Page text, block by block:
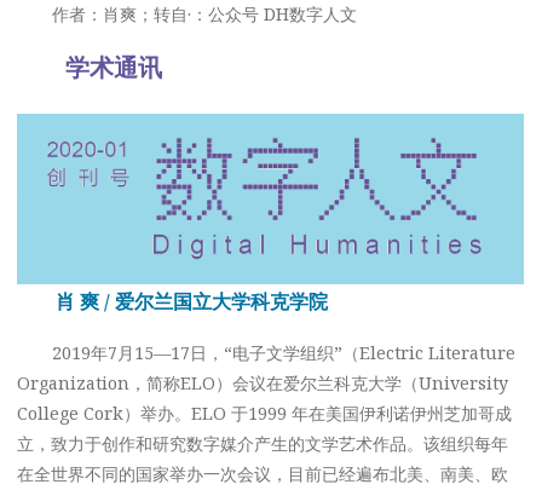
作者：肖爽；转自·：公众号 DH数字人文
学术通讯
肖 爽 / 爱尔兰国立大学科克学院
2019年7月15—17日，“电子文学组织”（Electric Literature
Organization，简称ELO）会议在爱尔兰科克大学（University
College Cork）举办。ELO 于1999 年在美国伊利诺伊州芝加哥成
立，致力于创作和研究数字媒介产生的文学艺术作品。该组织每年
在全世界不同的国家举办一次会议，目前已经遍布北美、南美、欧